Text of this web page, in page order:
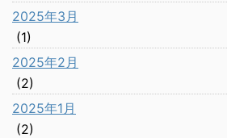
2025年3月
(1)
2025年2月
(2)
2025年1月
(2)